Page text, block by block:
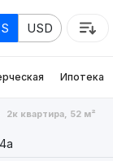
USD
Ипотека
2к квартира, 52 м²